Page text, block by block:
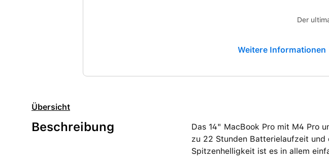
Der
Weitere Informationen
Übersicht
Beschreibung
Das 14" MacBook Pro mit M4 Pro
zu 22 Stunden Batterielaufzeit
Spitzenhelligkeit ist es in allem